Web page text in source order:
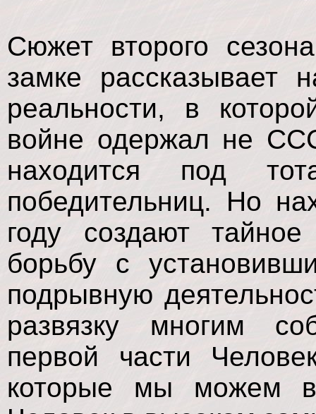
Сюжет второго
замке рассказывает
реальности, в
войне одержал не
находится под
победительниц. Но
году создают
борьбу с
подрывную
развязку многим
первой части
которые мы можем